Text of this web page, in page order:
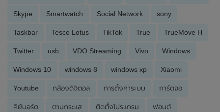
Skype Smartwatch Social Network sony
Taskbar Tesco Lotus TikTok True TrueMove H
Twitter usb VDO Streaming Vivo Windows
Windows 10 windows 8 windows xp Xiaomi
Youtube กล้องดิจิตอล การตั้งค่าระบบ การ์ดจอ
คีย์บอร์ด ตามกระแส ติดตั้งโปรแกรม ฟอนต์